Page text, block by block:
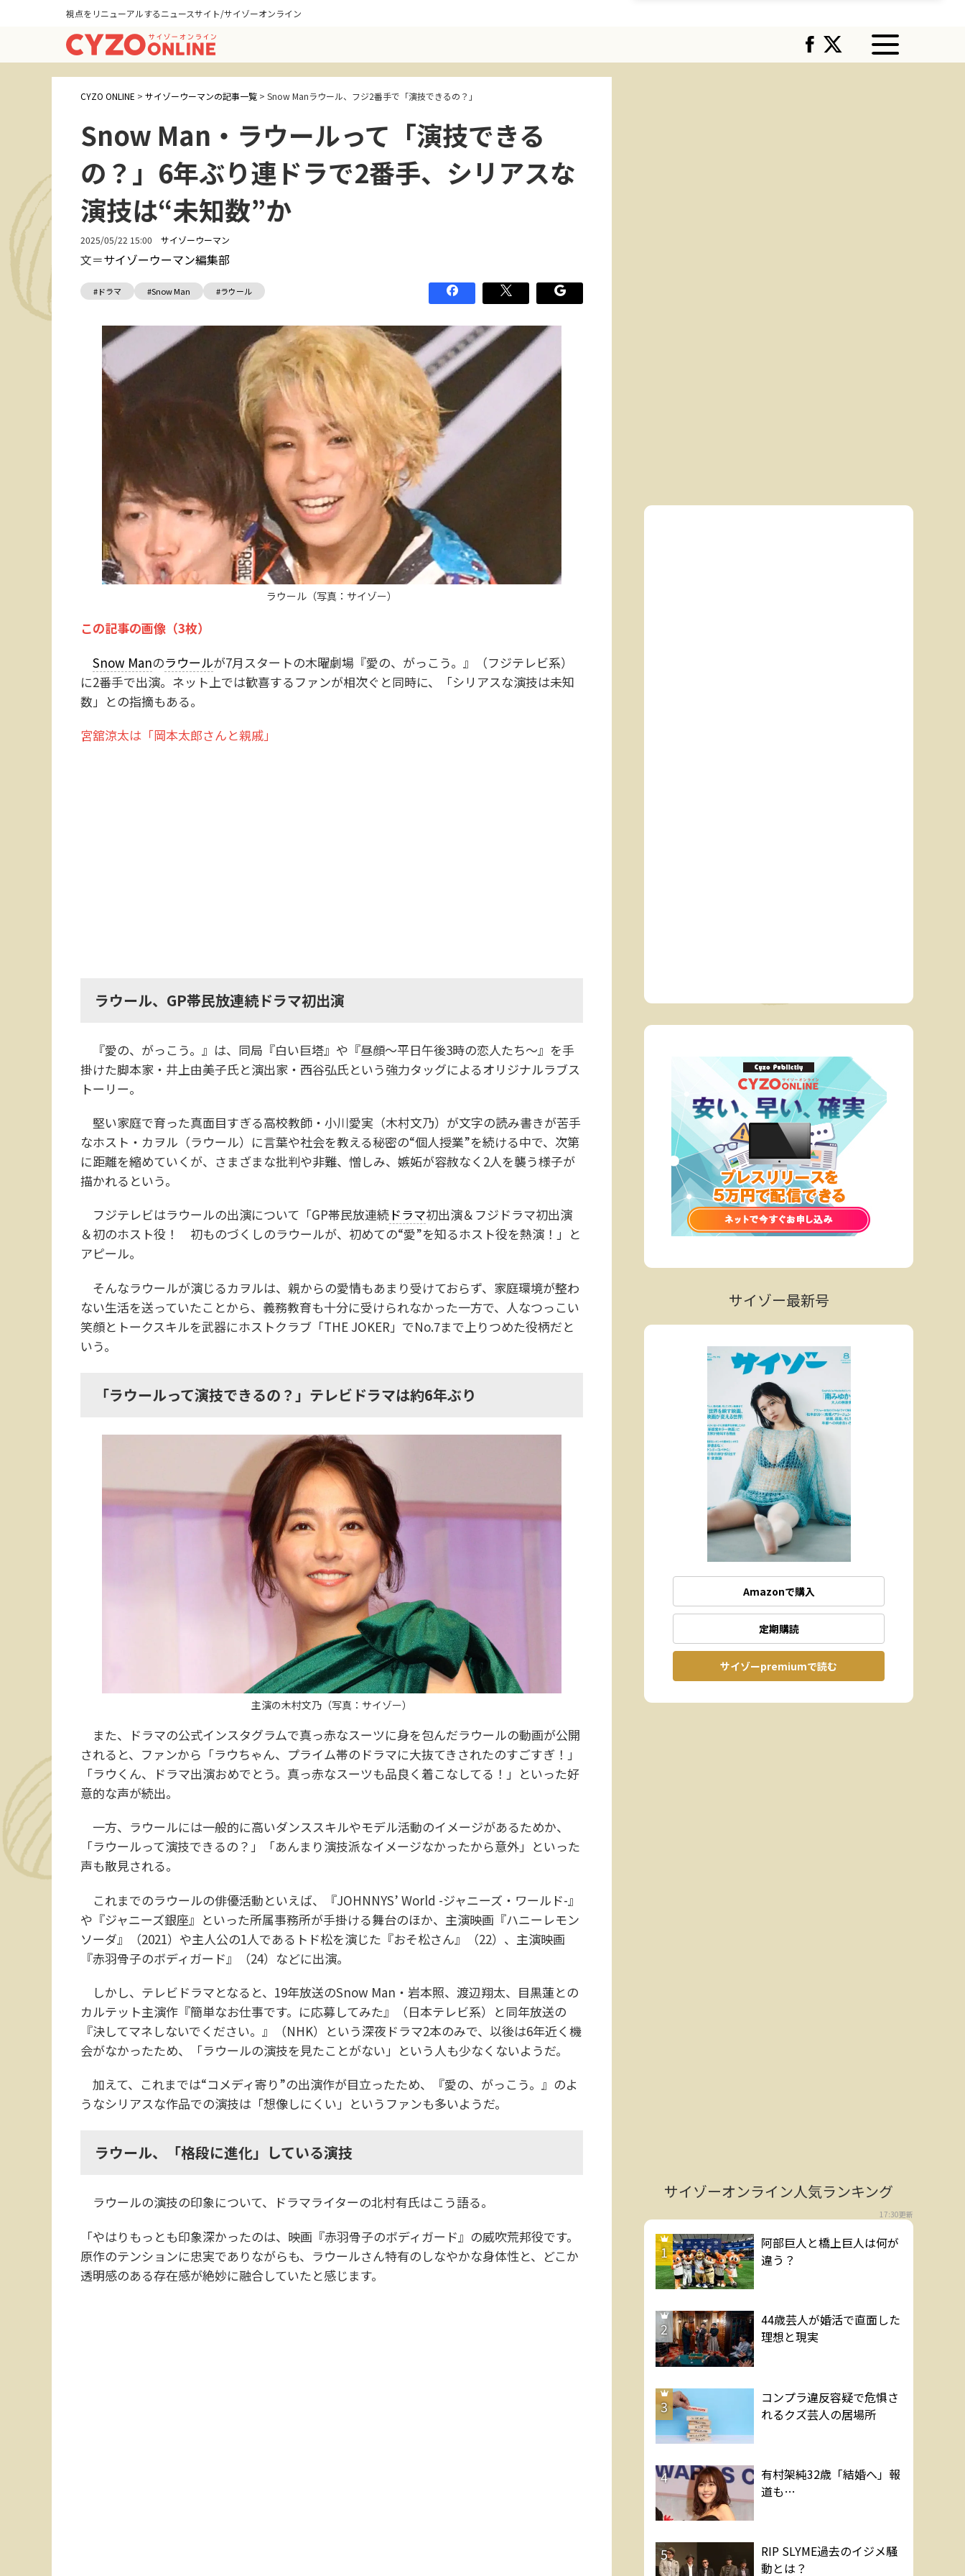
視点をリニューアルするニュースサイト/サイゾーオンライン
CYZO ONLINE > サイゾーウーマンの記事一覧 > Snow Manラウール、フジ2番手で「演技できるの？」
Snow Man・ラウールって「演技できる
の？」6年ぶり連ドラで2番手、シリアスな
演技は“未知数”か
2025/05/22 15:00 サイゾーウーマン
文＝サイゾーウーマン編集部
#ドラマ #Snow Man #ラウール
ラウール（写真：サイゾー）
この記事の画像（3枚）
Snow Manのラウールが7月スタートの木曜劇場『愛の、がっこう。』（フジテレビ系）
に2番手で出演。ネット上では歓喜するファンが相次ぐと同時に、「シリアスな演技は未知
数」との指摘もある。
宮舘涼太は「岡本太郎さんと親戚」
ラウール、GP帯民放連続ドラマ初出演
『愛の、がっこう。』は、同局『白い巨塔』や『昼顔～平日午後3時の恋人たち～』を手
掛けた脚本家・井上由美子氏と演出家・西谷弘氏という強力タッグによるオリジナルラブス
トーリー。
堅い家庭で育った真面目すぎる高校教師・小川愛実（木村文乃）が文字の読み書きが苦手
なホスト・カヲル（ラウール）に言葉や社会を教える秘密の“個人授業”を続ける中で、次第
に距離を縮めていくが、さまざまな批判や非難、憎しみ、嫉妬が容赦なく2人を襲う様子が
描かれるという。
フジテレビはラウールの出演について「GP帯民放連続 ドラマ初出演＆フジドラマ初出演
＆初のホスト役！ 初ものづくしのラウールが、初めての“愛”を知るホスト役を熱演！」と
アピール。
そんなラウールが演じるカヲルは、親からの愛情もあまり受けておらず、家庭環境が整わ
ない生活を送っていたことから、義務教育も十分に受けられなかった一方で、人なつっこい
笑顔とトークスキルを武器にホストクラブ「THE JOKER」でNo.7まで上りつめた役柄だと
いう。
「ラウールって演技できるの？」テレビドラマは約6年ぶり
主演の木村文乃（写真：サイゾー）
また、ドラマの公式インスタグラムで真っ赤なスーツに身を包んだラウールの動画が公開
されると、ファンから「ラウちゃん、プライム帯のドラマに大抜てきされたのすごすぎ！」
「ラウくん、ドラマ出演おめでとう。真っ赤なスーツも品良く着こなしてる！」といった好
意的な声が続出。
一方、ラウールには一般的に高いダンススキルやモデル活動のイメージがあるためか、
「ラウールって演技できるの？」「あんまり演技派なイメージなかったから意外」といった
声も散見される。
これまでのラウールの俳優活動といえば、『JOHNNYS’ World -ジャニーズ・ワールド-』
や『ジャニーズ銀座』といった所属事務所が手掛ける舞台のほか、主演映画『ハニーレモン
ソーダ』（2021）や主人公の1人であるトド松を演じた『おそ松さん』（22）、主演映画
『赤羽骨子のボディガード』（24）などに出演。
しかし、テレビドラマとなると、19年放送のSnow Man・岩本照、渡辺翔太、目黒蓮との
カルテット主演作『簡単なお仕事です。に応募してみた』（日本テレビ系）と同年放送の
『決してマネしないでください。』（NHK）という深夜ドラマ2本のみで、以後は6年近く機
会がなかったため、「ラウールの演技を見たことがない」という人も少なくないようだ。
加えて、これまでは“コメディ寄り”の出演作が目立ったため、『愛の、がっこう。』のよ
うなシリアスな作品での演技は「想像しにくい」というファンも多いようだ。
ラウール、「格段に進化」している演技
ラウールの演技の印象について、ドラマライターの北村有氏はこう語る。
「やはりもっとも印象深かったのは、映画『赤羽骨子のボディガード』の威吹荒邦役です。
原作のテンションに忠実でありながらも、ラウールさん特有のしなやかな身体性と、どこか
透明感のある存在感が絶妙に融合していたと感じます。
サイゾー最新号
Amazonで購入
定期購読
サイゾーpremiumで読む
サイゾーオンライン人気ランキング
17:30更新
1
阿部巨人と橋上巨人は何が
違う？
2
44歳芸人が婚活で直面した
理想と現実
3
コンプラ違反容疑で危惧さ
れるクズ芸人の居場所
4
有村架純32歳「結婚へ」報
道も…
5
RIP SLYME過去のイジメ騒
動とは？